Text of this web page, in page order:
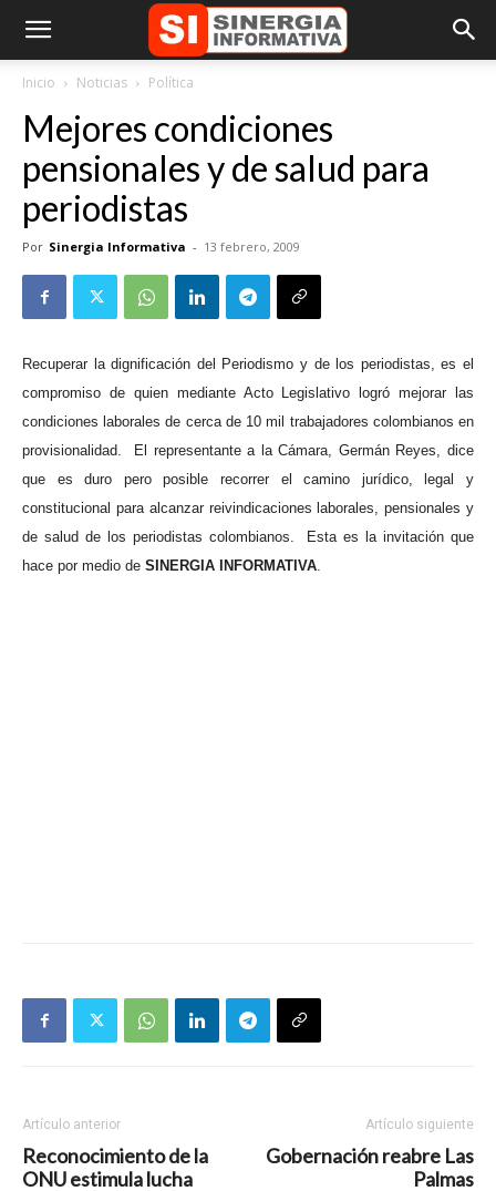
Inicio Noticias Política
Mejores condiciones
pensionales y de salud para
periodistas
Por Sinergia Informativa - 13 febrero, 2009
Recuperar la dignificación del Periodismo y de los periodistas, es el
compromiso de quien mediante Acto Legislativo logró mejorar las
condiciones laborales de cerca de 10 mil trabajadores colombianos en
provisionalidad.
El representante a la Cámara, Germán Reyes, dice
que es duro pero posible recorrer el camino jurídico, legal y
constitucional para alcanzar reivindicaciones laborales, pensionales y
de salud de los periodistas colombianos.
Esta es la invitación que
hace por medio de SINERGIA INFORMATIVA.
Artículo anterior
Reconocimiento de la
ONU estimula lucha
Artículo siguiente
Gobernación reabre Las
Palmas